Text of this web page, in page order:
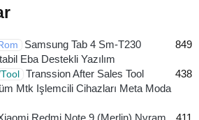
Samsung Tab 4 Sm-T230
Eba Destekli Yazılım
849
Transsion After Sales Tool
Mtk Işlemcili Cihazları Meta Moda
438
Redmi Note 9 (Merlin) Nvram
411